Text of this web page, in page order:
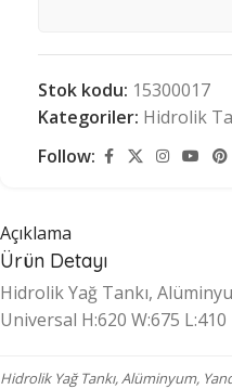
Stok kodu: 15300017
Kategoriler: Hidrolik
Follow:
Açıklama
Ürün Detayı
Hidrolik Yağ Tankı,
Universal H:620 W:675 L:410
Hidrolik Yağ Tankı, Alüminyum,